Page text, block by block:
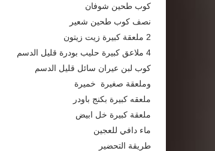
كوب طحين شوفان
نصف كوب طحين شعير
2 ملعقة كبيرة زيت زيتون
4 ملاعق كبيرة حليب بودرة قليل الدسم
كوب لبن عيران سائل قليل الدسم
وملعقة صغيرة خميرة
ملعقه كبيرة بكنج باودر
ملعقة كبيرة خل ابيض
ماء دافي للعجين
طريقة التحضير